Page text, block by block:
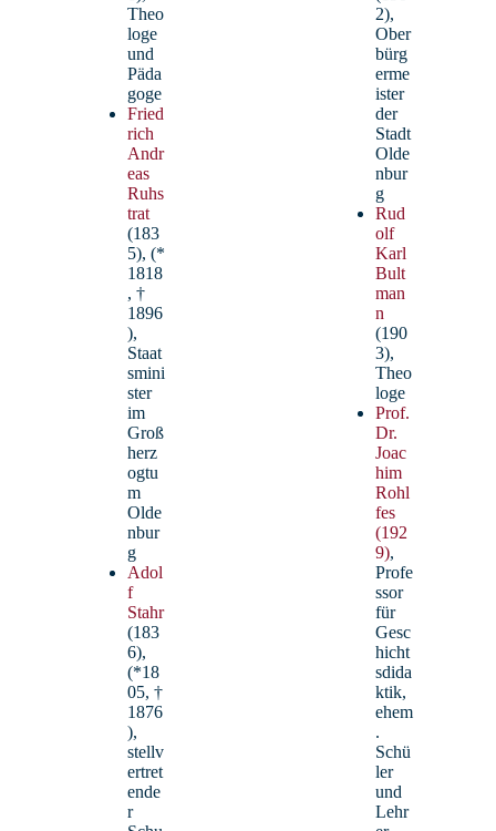
Billert, Christian – StR
Deutsch, Evangelische Religion
Theo
loge
und
Päda
goge
Fried
rich
Andr
eas
Ruhs
trat
(183
5), (*
1818
, †
1896
),
Staat
smini
ster
im
Groß
herz
ogtu
m
Olde
nbur
g
Adol
f
Stahr
(183
6),
(*18
05, †
1876
),
stellv
ertret
ende
r
2),
Ober
bürg
erme
ister
der
Stadt
Olde
nbur
g
Rud
olf
Karl
Bult
man
n
(190
3),
Theo
loge
Prof.
Dr.
Joac
him
Rohl
fes
(192
9),
Profe
ssor
für
Gesc
hicht
sdida
ktik,
ehem
.
Schü
ler
und
Lehr